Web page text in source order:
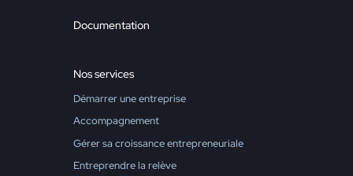
Documentation
Nos services
Démarrer une entreprise
Accompagnement
Gérer sa croissance entrepreneuriale
Entreprendre la relève